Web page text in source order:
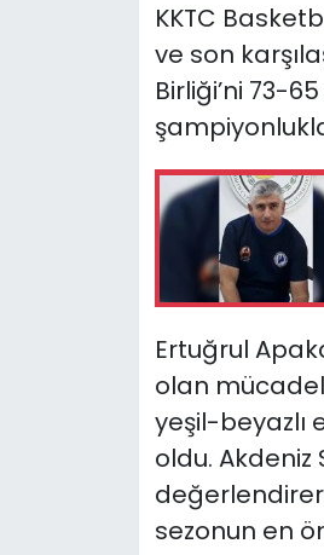
KKTC
ve son
Birliği’ni 73-
Ertuğrul
olan
yeşil-beyazlı
oldu. Akdeniz
sezonun en
Video Galeri
Yazarlar